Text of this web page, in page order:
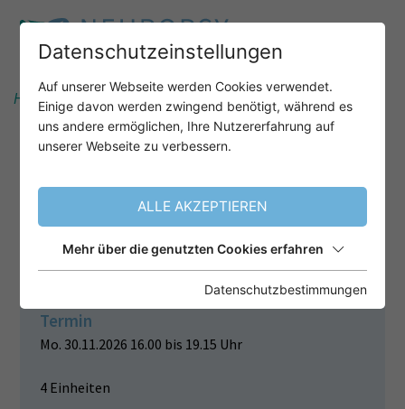
Home Unser Angebot After-Work-Webinare
KLINISCHE NEUROPSYCHOLOGIE
PSYCHISCHER ERKRANKUNGEN
TEIL 8 VON 8
AFFEKTIVE STÖRUNGEN
Termin
Mo. 30.11.2026 16.00 bis 19.15 Uhr
4 Einheiten
Datenschutzeinstellungen
Auf unserer Webseite werden Cookies verwendet.
Einige davon werden zwingend benötigt, während es
uns andere ermöglichen, Ihre Nutzererfahrung auf
unserer Webseite zu verbessern.
ALLE AKZEPTIEREN
Mehr über die genutzten Cookies erfahren
Datenschutzbestimmungen